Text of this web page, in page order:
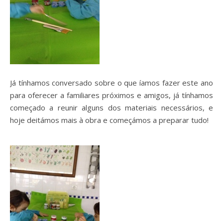
Já tínhamos conversado sobre o que íamos fazer este ano
para oferecer a familiares próximos e amigos, já tínhamos
começado a reunir alguns dos materiais necessários, e
hoje deitámos mais à obra e começámos a preparar tudo!